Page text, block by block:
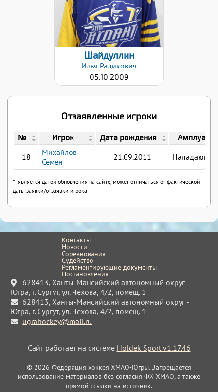
Дата заявки:
22.01.2026
Шайдуллин
Илья Радикович
05.10.2009
Отзаявленные игроки
№ Игрок Дата рождения Амплуа
18
Михайлов
Семен
21.09.2011 Нападающий
* - является датой обновления на сайте, может отличаться от фактической
даты заявки/отзаявки игрока
Контакты
Новости
Соревнования
Судейство
Регламентирующие документы
Постановления
628413, Ханты-Мансийский автономный округ -
Югра, г. Сургут, ул. Чехова, 4/2, помещ. 1
628413, Ханты-Мансийский автономный округ -
Югра, г. Сургут, ул. Чехова, 4/2, помещ. 1
ugrahockey@mail.ru
Сайт работает на системе Holdek Sport v1.17.46
© 2026 Федерация хоккея ХМАО-Югры. Запрещается
использование материалов без согласия ФХ ХМАО, а также
прямой ссылки на источник.